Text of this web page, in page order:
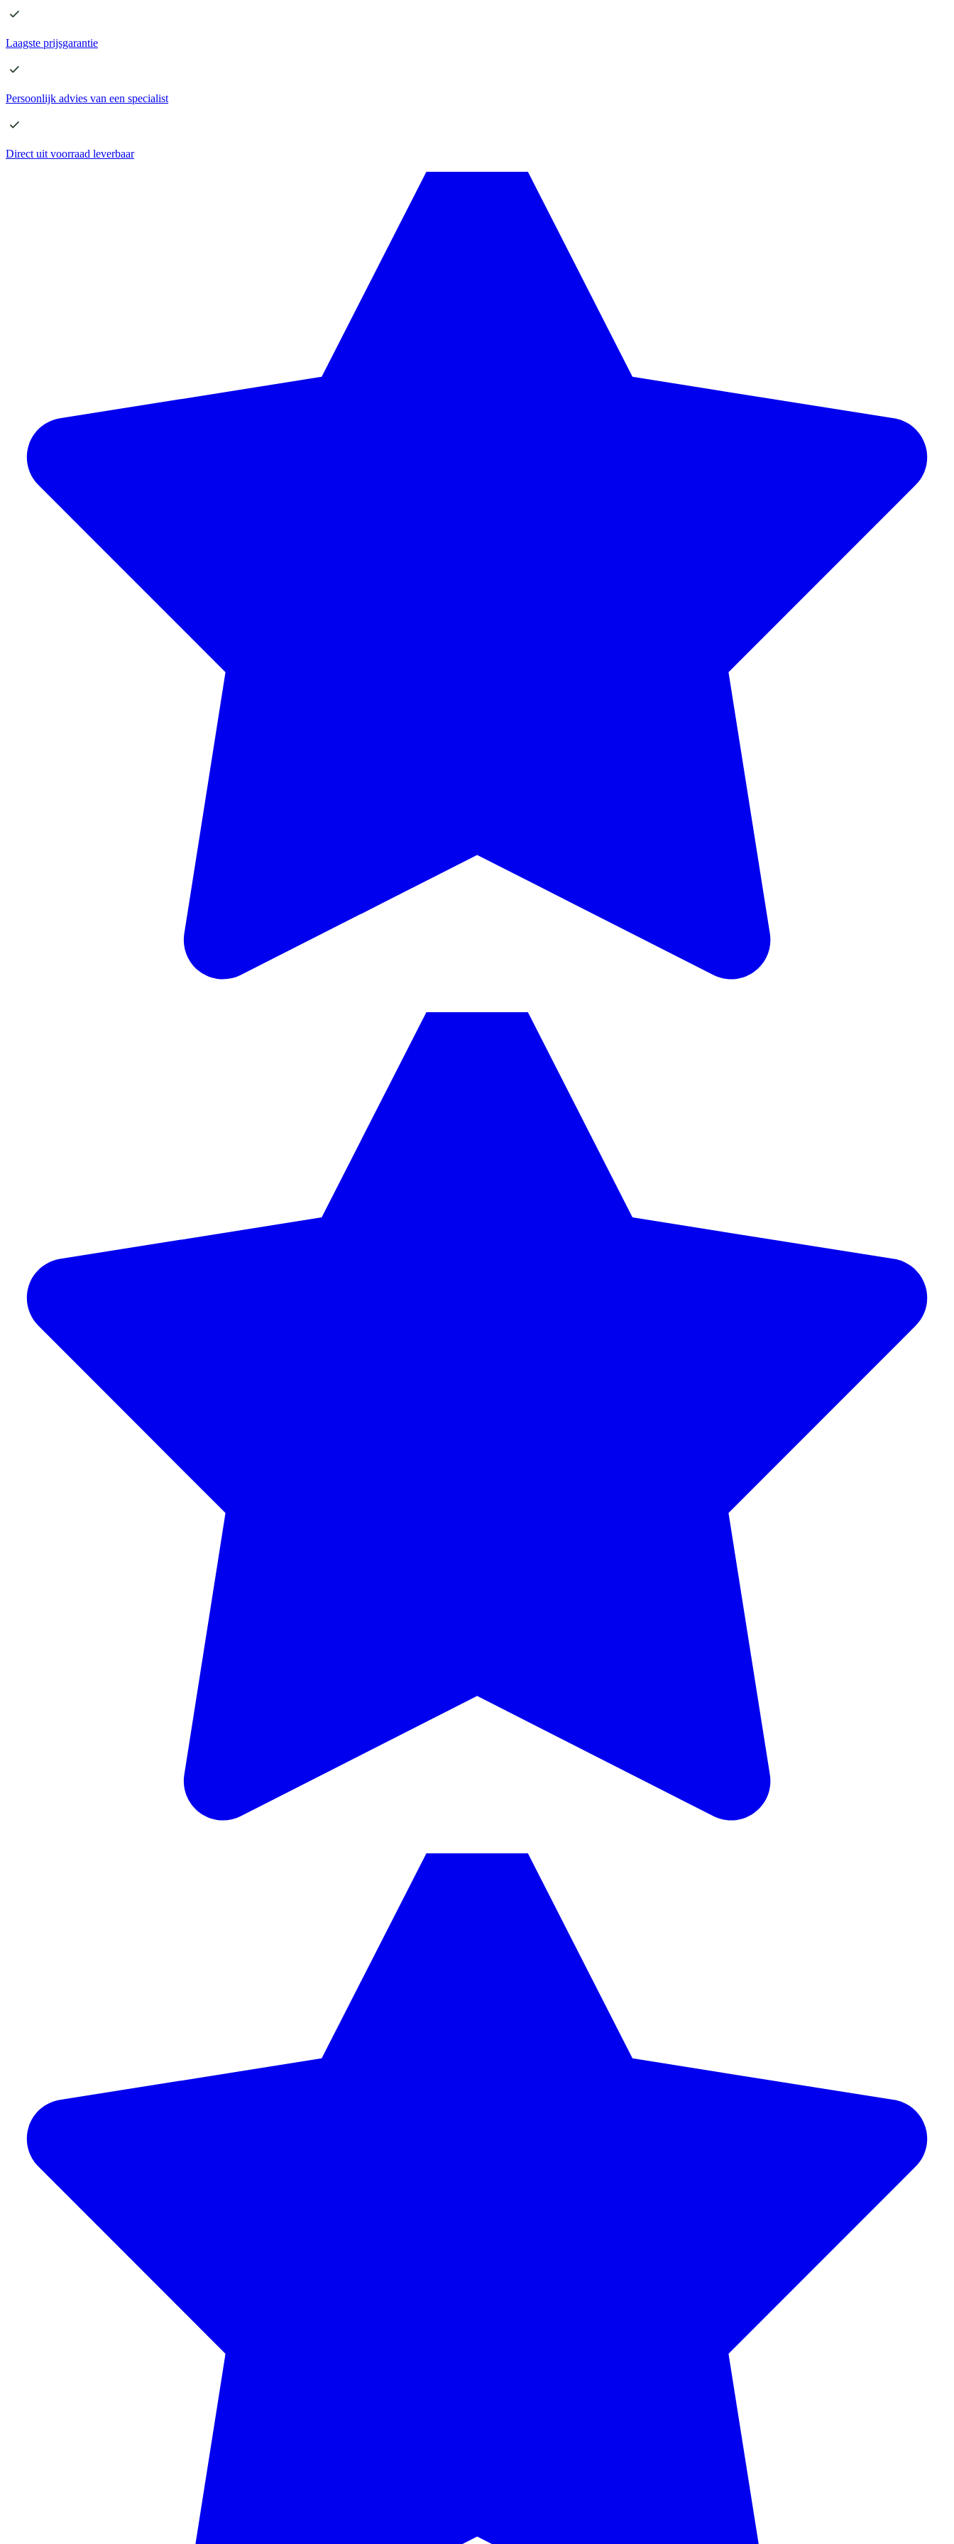
Laagste prijsgarantie
Persoonlijk advies van een specialist
Direct uit voorraad leverbaar